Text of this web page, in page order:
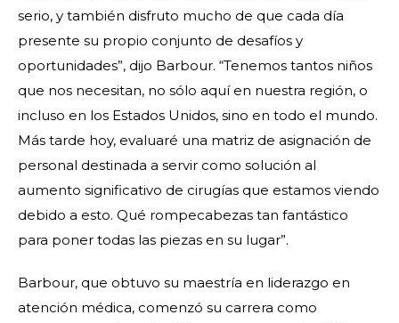
serio, y también disfruto mucho de que cada día
presente su propio conjunto de desafíos y
oportunidades”, dijo Barbour. “Tenemos tantos niños
que nos necesitan, no sólo aquí en nuestra región, o
incluso en los Estados Unidos, sino en todo el mundo.
Más tarde hoy, evaluaré una matriz de asignación de
personal destinada a servir como solución al
aumento significativo de cirugías que estamos viendo
debido a esto. Qué rompecabezas tan fantástico
para poner todas las piezas en su lugar”.
Barbour, que obtuvo su maestría en liderazgo en
atención médica, comenzó su carrera como